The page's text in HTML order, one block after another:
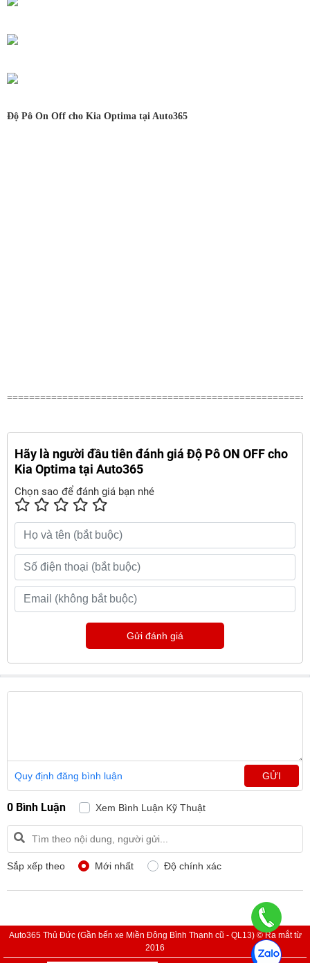
Độ Pô On Off cho Kia Optima tại Auto365
Hãy là người đầu tiên đánh giá Độ Pô ON OFF cho
Kia Optima tại Auto365
Chọn sao để đánh giá bạn nhé
Gửi đánh giá
Quy định đăng bình luận GỬI
0 Bình Luận Xem Bình Luận Kỹ Thuật
Sắp xếp theo Mới nhất Độ chính xác
Auto365 Thủ Đức (Gần bến xe Miền Đông Bình Thạnh cũ - QL13) © Ra mắt từ
2016